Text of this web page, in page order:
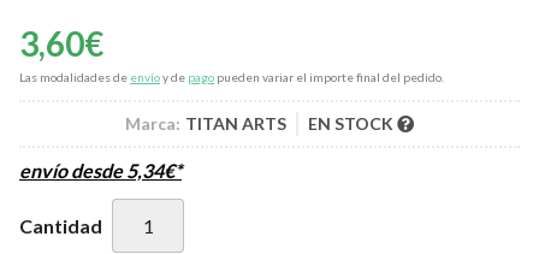
3,60€
Las modalidades de envíoy de pago pueden variar el importe final del pedido.
Marca: TITAN ARTS EN STOCK
envío desde5,34€*
Cantidad